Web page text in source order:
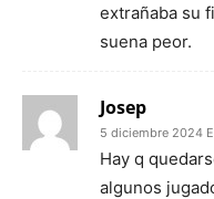
extrañaba su
suena peor.
Josep
5 diciembre 2024
Hay q
algunos